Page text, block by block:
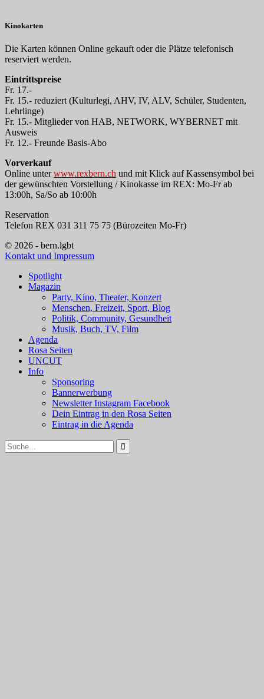
Kinokarten
Die Karten können Online gekauft oder die Plätze telefonisch
reserviert werden.
Eintrittspreise
Fr. 17.-
Fr. 15.- reduziert (Kulturlegi, AHV, IV, ALV, Schüler, Studenten,
Lehrlinge)
Fr. 15.- Mitglieder von HAB, NETWORK, WYBERNET mit
Ausweis
Fr. 12.- Freunde Basis-Abo
Vorverkauf
Online unterwww.rexbern.ch und mit Klick auf Kassensymbol bei
der gewünschten Vorstellung / Kinokasse im REX: Mo-Fr ab
13:00h, Sa/So ab 10:00h
Reservation
Telefon REX 031 311 75 75 (Bürozeiten Mo-Fr)
© 2026 - bern.lgbt
Kontakt und Impressum
Spotlight
Magazin
Party, Kino, Theater, Konzert
Menschen, Freizeit, Sport, Blog
Politik, Community, Gesundheit
Musik, Buch, TV, Film
Agenda
Rosa Seiten
UNCUT
Info
Sponsoring
Bannerwerbung
Newsletter Instagram Facebook
Dein Eintrag in den Rosa Seiten
Eintrag in die Agenda